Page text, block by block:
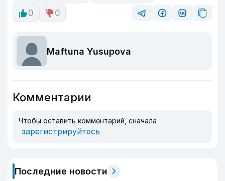
0
0
Maftuna Yusupova
Комментарии
Чтобы оставить комментарий, сначала
зарегистрируйтесь
Последние новости